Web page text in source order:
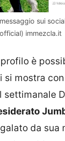
sui
immezcla.it
è
si mostra
settimanale
da sua